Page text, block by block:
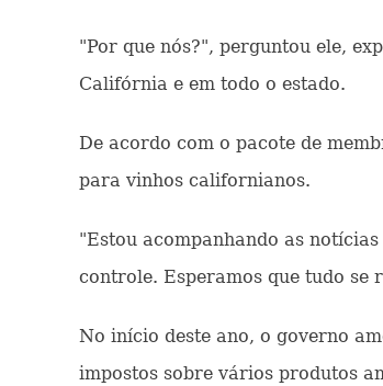
"Por que nós?", perguntou ele,
Califórnia e em todo o estado.
De acordo com o pacote de
para vinhos californianos.
"Estou acompanhando as
controle. Esperamos que tudo se
No início deste ano, o governo
impostos sobre vários produtos